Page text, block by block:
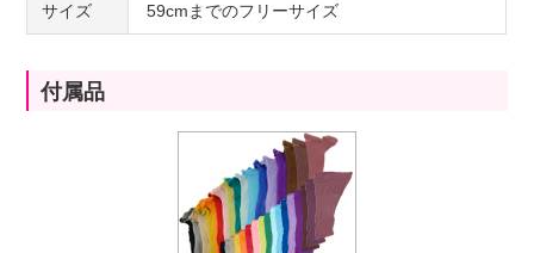
サイズ 59cmまでのフリーサイズ
付属品